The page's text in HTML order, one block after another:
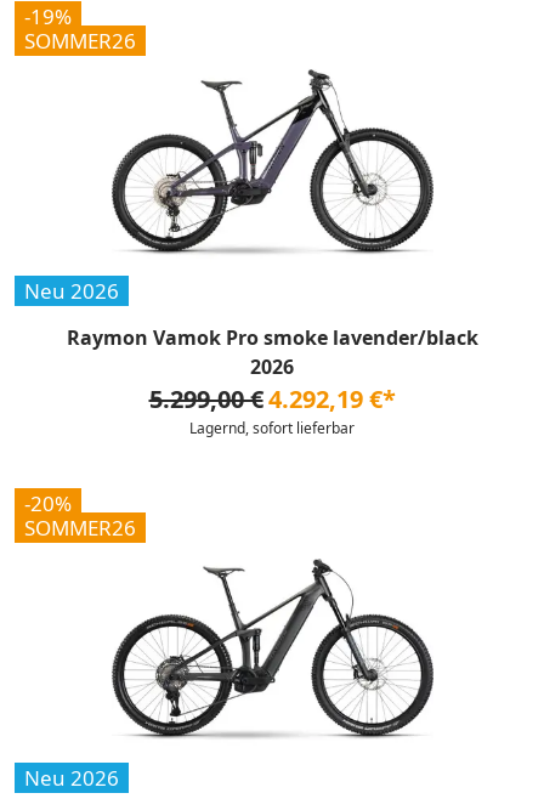
-19%
SOMMER26
Neu 2026
Raymon Vamok Pro smoke lavender/black
2026
5.299,00 €4.292,19 €*
Lagernd, sofort lieferbar
-20%
SOMMER26
Neu 2026